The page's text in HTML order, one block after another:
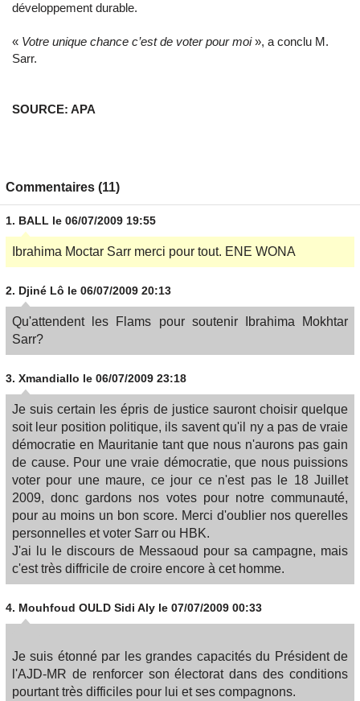
développement durable.
« Votre unique chance c’est de voter pour moi», a conclu M.
Sarr.
SOURCE: APA
Commentaires (11)
1. BALL le 06/07/2009 19:55
Ibrahima Moctar Sarr merci pour tout. ENE WONA
2. Djiné Lô le 06/07/2009 20:13
Qu'attendent les Flams pour soutenir Ibrahima Mokhtar
Sarr?
3. Xmandiallo le 06/07/2009 23:18
Je suis certain les épris de justice sauront choisir quelque
soit leur position politique, ils savent qu'il ny a pas de vraie
démocratie en Mauritanie tant que nous n'aurons pas gain
de cause. Pour une vraie démocratie, que nous puissions
voter pour une maure, ce jour ce n'est pas le 18 Juillet
2009, donc gardons nos votes pour notre communauté,
pour au moins un bon score. Merci d'oublier nos querelles
personnelles et voter Sarr ou HBK.
J'ai lu le discours de Messaoud pour sa campagne, mais
c'est très diffricile de croire encore à cet homme.
4. Mouhfoud OULD Sidi Aly le 07/07/2009 00:33
Je suis étonné par les grandes capacités du Président de
l'AJD-MR de renforcer son électorat dans des conditions
pourtant très difficiles pour lui et ses compagnons.